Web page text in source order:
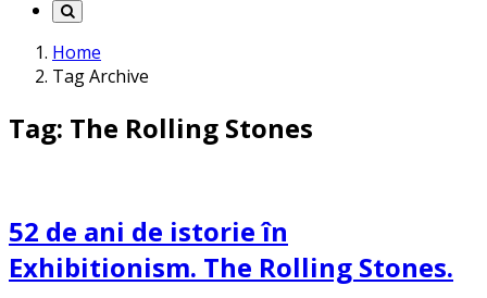
Home
Tag Archive
Tag: The Rolling Stones
52 de ani de istorie în
Exhibitionism. The Rolling Stones.